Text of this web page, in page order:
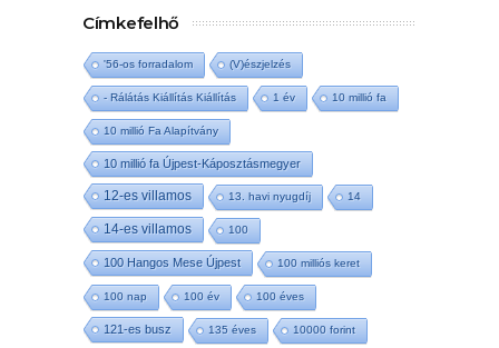
Címkefelhő
'56-os forradalom (V)észjelzés
- Rálátás Kiállítás Kiállítás 1 év 10 millió fa
10 millió Fa Alapítvány
10 millió fa Újpest-Káposztásmegyer
12-es villamos 13. havi nyugdíj 14
14-es villamos 100
100 Hangos Mese Újpest 100 milliós keret
100 nap 100 év 100 éves
121-es busz 135 éves 10000 forint